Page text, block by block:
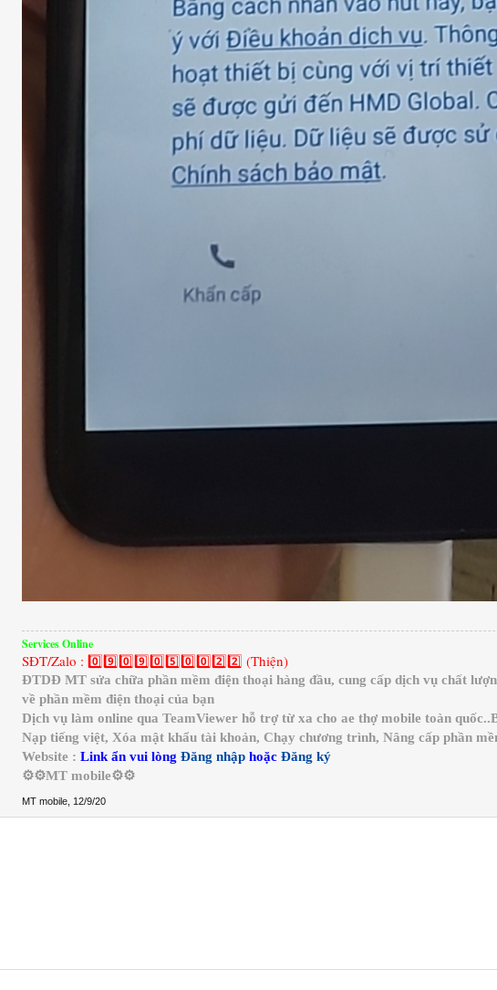
Services Online
SĐT/Zalo : 0️⃣9️⃣0️⃣9️⃣0️⃣5️⃣0️⃣0️⃣2️⃣2️⃣ (Thiện)
ĐTDĐ MT sửa chữa phần mềm điện thoại hàng đầu, cung cấp dịch vụ chất
về phần mềm điện thoại của bạn
Dịch vụ làm online qua TeamViewer hỗ trợ từ xa cho ae thợ mobile toàn
Nạp tiếng việt, Xóa mật khẩu tài khoản, Chạy chương trình, Nâng cấp phần
Website : Link ẩn vui lòng Đăng nhập hoặc Đăng ký
⚙️⚙️MT mobile⚙️⚙️
MT mobile 12/9/20